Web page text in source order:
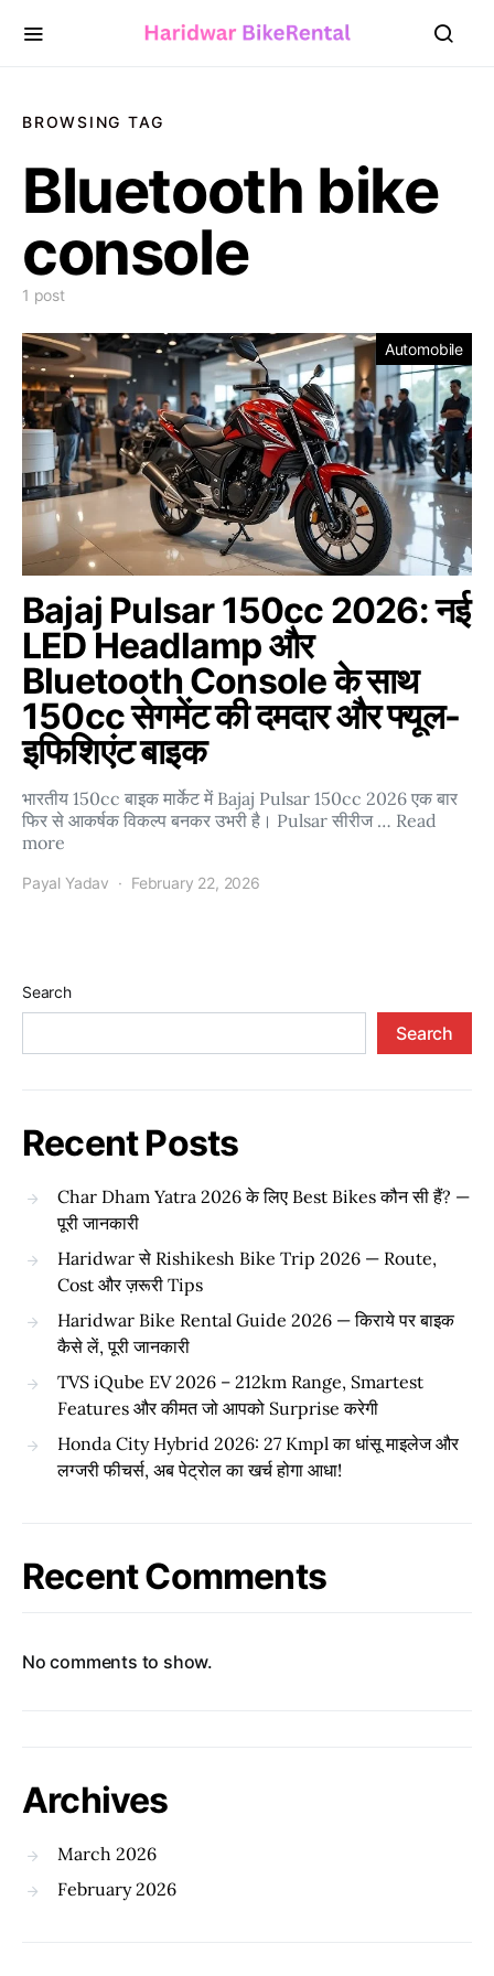
BROWSING TAG
Bluetooth bike
console
1 post
Automobile
Bajaj Pulsar 150cc 2026: नई
LED Headlamp और
Bluetooth Console के साथ
150cc सेगमेंट की दमदार और फ्यूल-
इफिशिएंट बाइक
भारतीय 150cc बाइक मार्केट में Bajaj Pulsar 150cc 2026 एक बार
फिर से आकर्षक विकल्प बनकर उभरी है। Pulsar सीरीज … Read
more
Payal Yadav February 22, 2026
Search
Search
Recent Posts
Char Dham Yatra 2026 के लिए Best Bikes कौन सी हैं? —
पूरी जानकारी
Haridwar से Rishikesh Bike Trip 2026 — Route,
Cost और ज़रूरी Tips
Haridwar Bike Rental Guide 2026 — किराये पर बाइक
कैसे लें, पूरी जानकारी
TVS iQube EV 2026 – 212km Range, Smartest
Features और कीमत जो आपको Surprise करेगी
Honda City Hybrid 2026: 27 Kmpl का धांसू माइलेज और
लग्जरी फीचर्स, अब पेट्रोल का खर्च होगा आधा!
Recent Comments
No comments to show.
Archives
March 2026
February 2026